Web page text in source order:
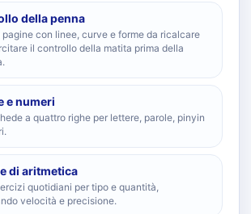
della penna
pagine con linee, curve e forme da ricalcare
il controllo della matita prima della
e numeri
a quattro righe per lettere, parole, pinyin
di aritmetica
quotidiani per tipo e quantità,
velocità e precisione.